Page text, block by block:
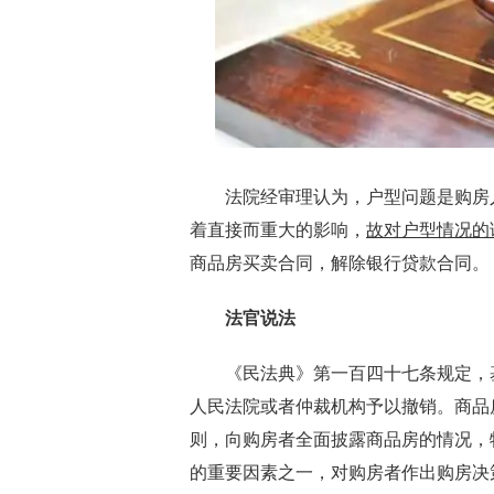
法院经审理认为，户型问题是购房
着直接而重大的影响， 故对户型情况
商品房买卖合同，解除银行贷款合同。
法官说法
《民法典》第一百四十七条规定，
人民法院或者仲裁机构予以撤销。商
则，向购房者全面披露商品房的情况
的重要因素之一，对购房者作出购房